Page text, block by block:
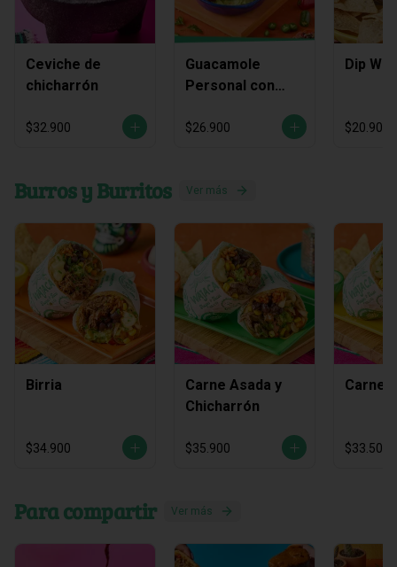
Ceviche de
chicharrón
$32.900
Guacamole
Personal con
$26.900
Dip
$20.900
Burros y Burritos Ver más
Birria
$34.900
Carne Asada y
Chicharrón
$35.900
Carne
$33.500
Para compartir Ver más